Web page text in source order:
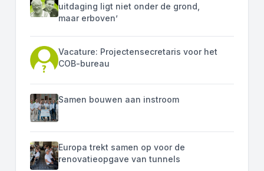
uitdaging ligt niet onder de grond,
maar erboven’
Vacature: Projectensecretaris voor het
COB-bureau
Samen bouwen aan instroom
Europa trekt samen op voor de
renovatieopgave van tunnels